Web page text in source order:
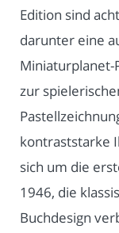
Edition sind
darunter eine
Miniaturplanet-
zur
kontraststarke
sich um die
1946, die
Buchdesign